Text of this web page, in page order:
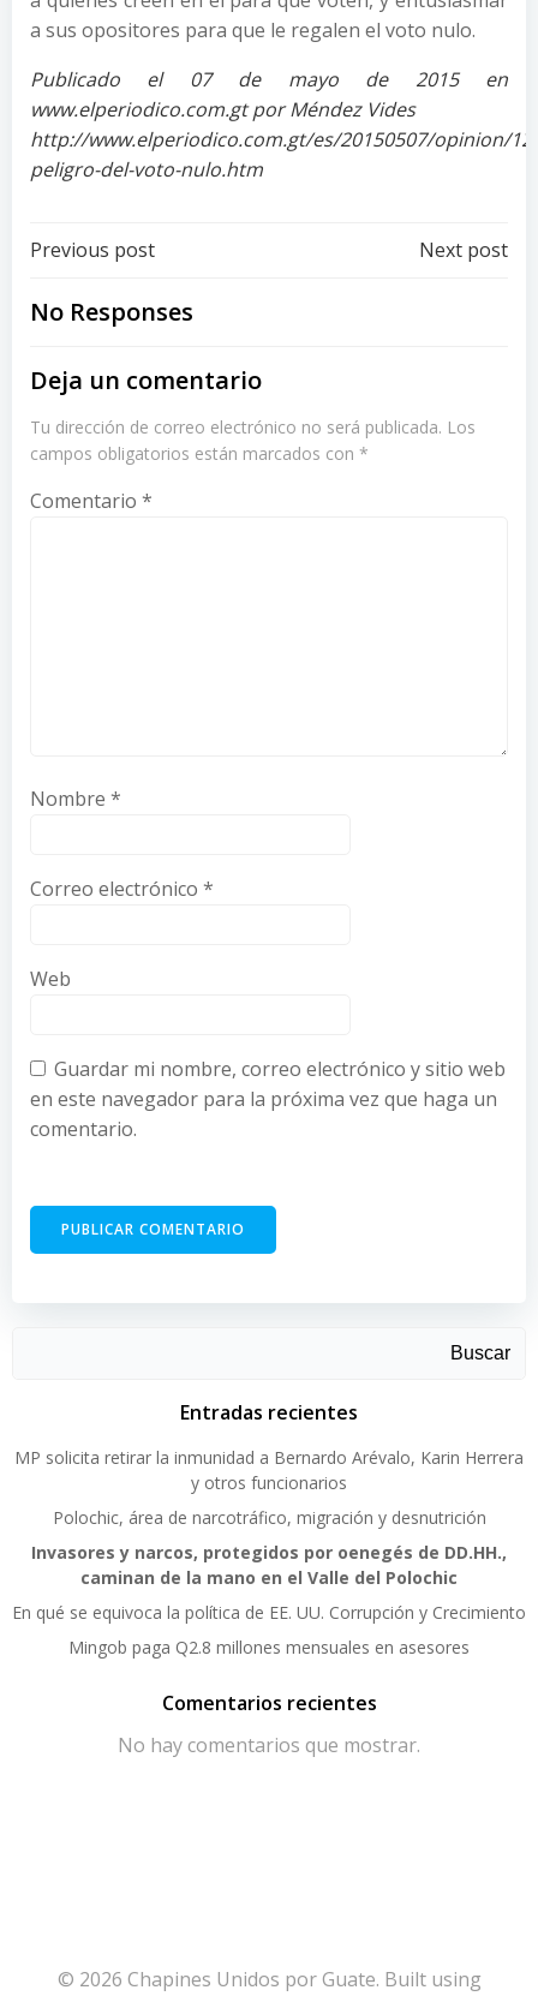
a sus opositores para que le regalen el voto nulo.
Publicado el 07 de mayo de 2015 en
www.elperiodico.com.gt por Méndez Vides
http://www.elperiodico.com.gt/es/20150507/opinion/
peligro-del-voto-nulo.htm
Post
navigation
Previous post Next post
No Responses
Deja un comentario
Tu dirección de correo electrónico no será publicada. Los
campos obligatorios están marcados con *
Comentario *
Nombre *
Correo electrónico *
Web
Guardar mi nombre, correo electrónico y sitio web
en este navegador para la próxima vez que haga un
comentario.
Buscar
Entradas recientes
MP solicita retirar la inmunidad a Bernardo Arévalo, Karin Herrera
y otros funcionarios
Polochic, área de narcotráfico, migración y desnutrición
Invasores y narcos, protegidos por oenegés de DD.HH.,
caminan de la mano en el Valle del Polochic
En qué se equivoca la política de EE. UU. Corrupción y Crecimiento
Mingob paga Q2.8 millones mensuales en asesores
Comentarios recientes
No hay comentarios que mostrar.
© 2026 Chapines Unidos por Guate. Built using